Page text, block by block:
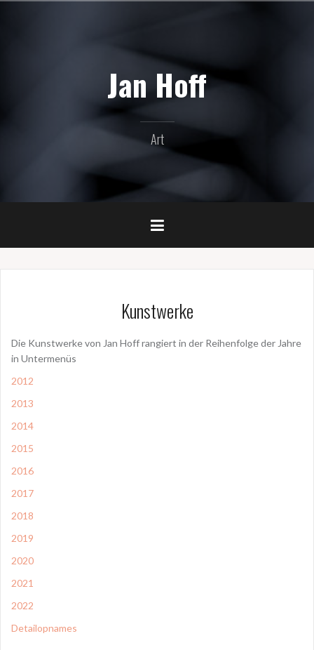
Jan Hoff
Art
Kunstwerke
Die Kunstwerke von Jan Hoff rangiert in der Reihenfolge der Jahre
in Untermenüs
2012
2013
2014
2015
2016
2017
2018
2019
2020
2021
2022
Detailopnames